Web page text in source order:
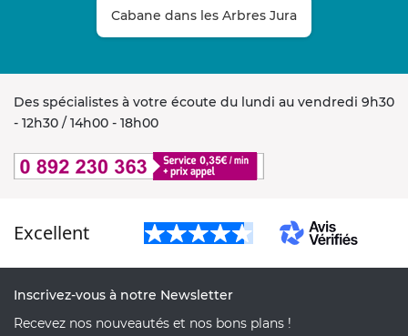
Cabane dans les Arbres Jura
Des spécialistes à votre écoute du lundi au vendredi 9h30
- 12h30 / 14h00 - 18h00
Excellent
Inscrivez-vous à notre Newsletter
Recevez nos nouveautés et nos bons plans !